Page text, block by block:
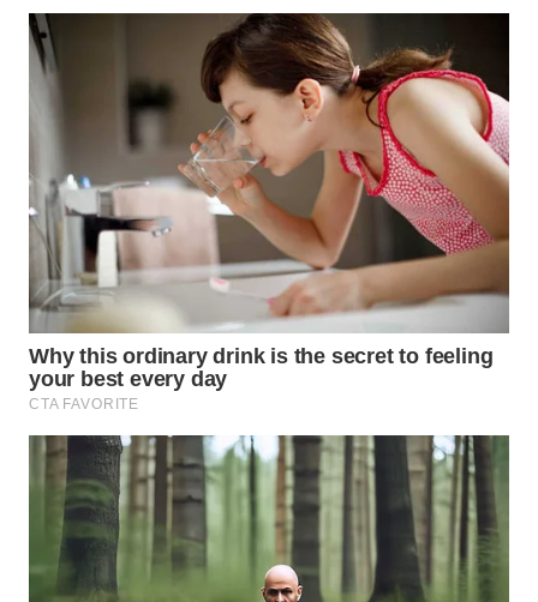
BORNEO
WAHANA
NEWS
WAHANA
TANI
WAHANA
ADVOKAT
WAHANA
INFRASTRUKTUR
WAHANA